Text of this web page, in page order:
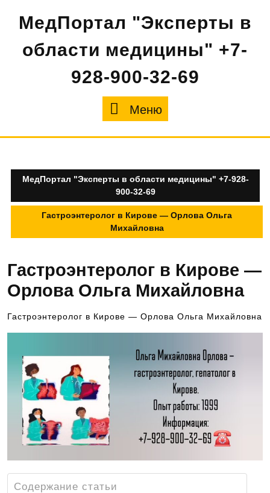
содержимому
МедПортал "Эксперты в
области медицины" +7-
928-900-32-69
Меню
МедПортал "Эксперты в области медицины" +7-928-
900-32-69
Гастроэнтеролог в Кирове — Орлова Ольга
Михайловна
Гастроэнтеролог в Кирове —
Орлова Ольга Михайловна
Гастроэнтеролог в Кирове — Орлова Ольга Михайловна
Содержание статьи